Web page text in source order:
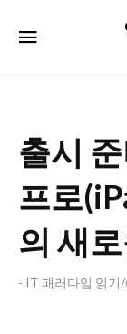
출시
프로
의 새
- IT 패러다임 읽기/